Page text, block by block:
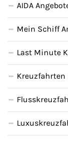
AIDA
Mein Schiff
Last Minute